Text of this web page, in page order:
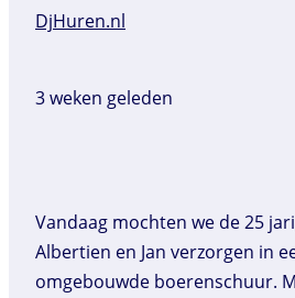
DjHuren.nl️
3 weken geleden
Vandaag mochten we de 25
Albertien en Jan verzorgen in
omgebouwde boerenschuur.